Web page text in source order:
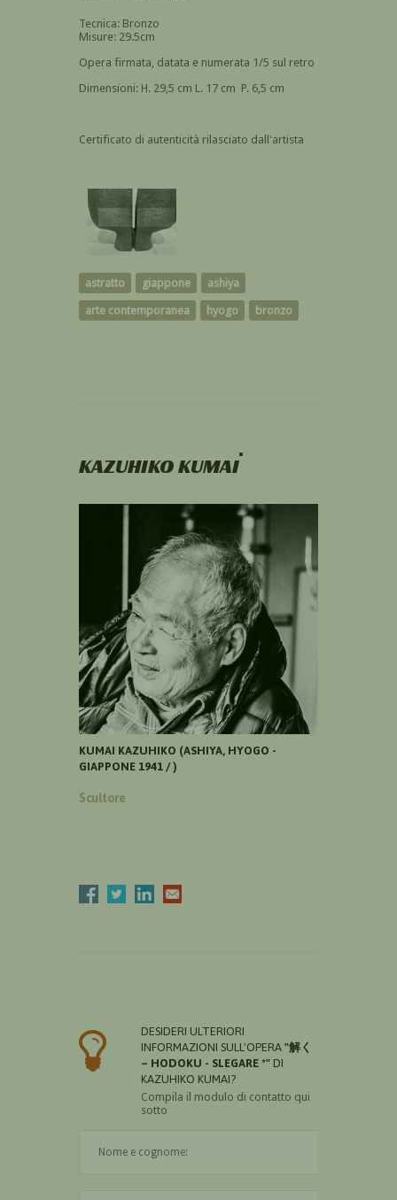
Tecnica: Bronzo
Misure: 29.5cm
Opera firmata, datata e numerata 1/5 sul retro
Dimensioni: H. 29,5 cm L. 17 cm P. 6,5 cm
Certificato di autenticità rilasciato dall'artista
astratto giappone ashiya
arte contemporanea hyogo bronzo
KAZUHIKO KUMAI
KUMAI KAZUHIKO (ASHIYA, HYOGO -
GIAPPONE 1941 / )
Scultore
DESIDERI ULTERIORI
INFORMAZIONI SULL'OPERA "解く
– HODOKU - SLEGARE *" DI
KAZUHIKO KUMAI?
Compila il modulo di contatto qui
sotto